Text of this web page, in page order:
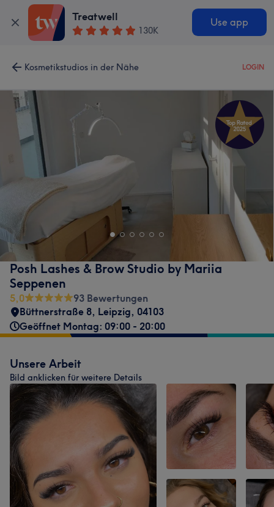
Treatwell
130K
Use app
Kosmetikstudios in der Nähe LOGIN
Posh Lashes & Brow Studio by Mariia
Seppenen
5,0
93 Bewertungen
Büttnerstraße 8, Leipzig, 04103
Geöffnet Montag: 09:00 - 20:00
Unsere Arbeit
Bild anklicken für weitere Details